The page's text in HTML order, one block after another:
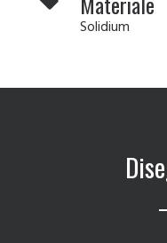
Solidium